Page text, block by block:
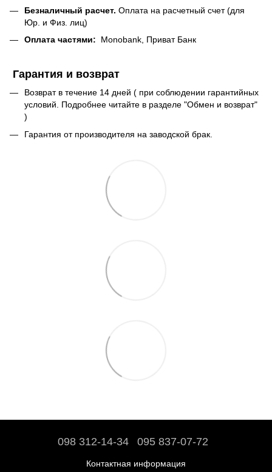
Безналичный расчет. Оплата на расчетный счет (для
Юр. и Физ. лиц)
Оплата частями: Monobank, Приват Банк
Гарантия и возврат
Возврат в течение 14 дней ( при соблюдении гарантийных
условий. Подробнее читайте в разделе "Обмен и возврат"
)
Гарантия от производителя на заводской брак.
098 312-14-34 095 837-07-72
Контактная информация